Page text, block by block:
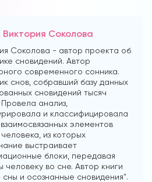
Виктория Соколова
Соколова - автор проекта об
сновидений. Автор
современного сонника.
снов, собравший базу данных
сновидений тысяч
анализ,
и классифицировала
элементов
из которых
выстраивает
блоки, передавая
человеку во сне. Автор книги
и осознанные сновидения".
снах с первых дней.
чтобы получить
доступ:
Скачать
форумы